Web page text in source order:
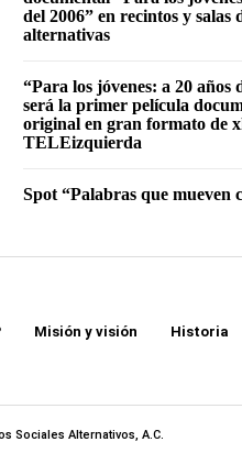
del 2006” en recintos y salas
alternativas
“Para los jóvenes: a 20 años
será la primer película
original en gran formato de
TELEizquierda
Spot “Palabras que mueven
Misión y visión Historia
Sociales Alternativos, A.C.